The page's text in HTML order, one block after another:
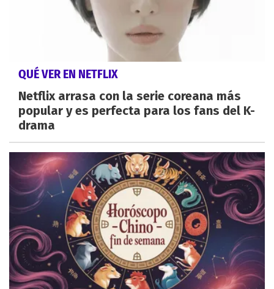
QUÉ VER EN NETFLIX
Netflix arrasa con la serie coreana más
popular y es perfecta para los fans del K-
drama